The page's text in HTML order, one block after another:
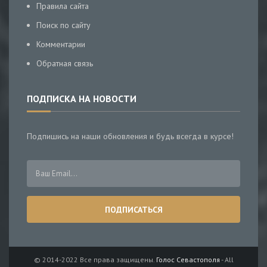
Правила сайта
Поиск по сайту
Комментарии
Обратная связь
ПОДПИСКА НА НОВОСТИ
Подпишись на наши обновления и будь всегда в курсе!
© 2014-2022 Все права защищены. Голос Севастополя - All